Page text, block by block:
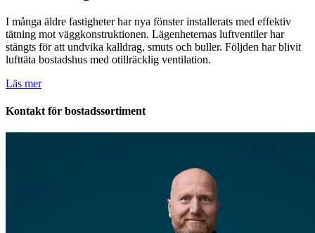
I många äldre fastigheter har nya fönster installerats med effektiv
tätning mot väggkonstruktionen. Lägenheternas luftventiler har
stängts för att undvika kalldrag, smuts och buller. Följden har blivit
lufttäta bostadshus med otillräcklig ventilation.
Läs mer
Kontakt för bostadssortiment